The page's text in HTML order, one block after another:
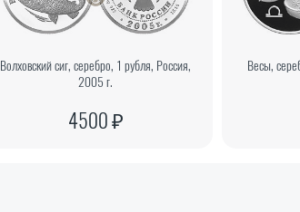
Волховский сиг, серебро, 1 рубля, Россия,
2005 г.
4500 ₽
Весы,